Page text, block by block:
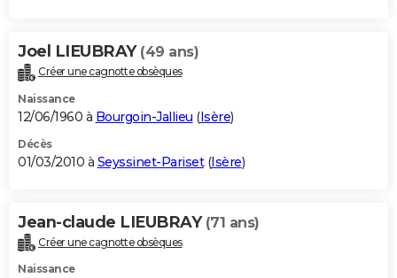
Joel LIEUBRAY (49 ans)
Créer une cagnotte obsèques
Naissance
12/06/1960 à Bourgoin-Jallieu (Isère)
Décès
01/03/2010 à Seyssinet-Pariset(Isère)
Jean-claude LIEUBRAY (71 ans)
Créer une cagnotte obsèques
Naissance